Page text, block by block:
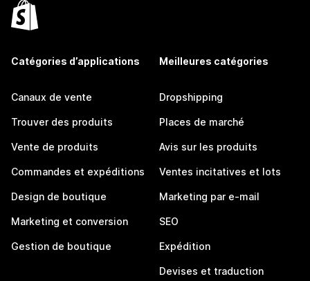
Catégories d’applications
Canaux de vente
Trouver des produits
Vente de produits
Commandes et expéditions
Design de boutique
Marketing et conversion
Gestion de boutique
Meilleures catégories
Dropshipping
Places de marché
Avis sur les produits
Ventes incitatives et lots
Marketing par e-mail
SEO
Expédition
Devises et traduction